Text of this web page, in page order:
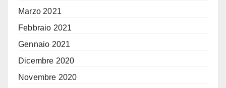
Marzo 2021
Febbraio 2021
Gennaio 2021
Dicembre 2020
Novembre 2020